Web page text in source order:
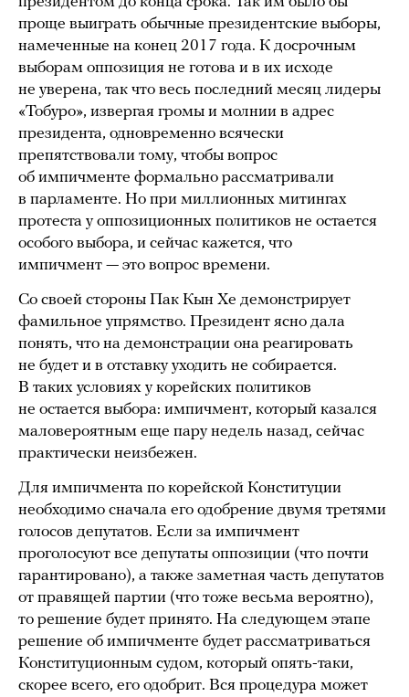
проще выиграть обычные президентские выборы,
намеченные на конец 2017 года. К досрочным
выборам оппозиция не готова и в их исходе
не уверена, так что весь последний месяц лидеры
«Тобуро», извергая громы и молнии в адрес
президента, одновременно всячески
препятствовали тому, чтобы вопрос
об импичменте формально рассматривали
в парламенте. Но при миллионных митингах
протеста у оппозиционных политиков не остается
особого выбора, и сейчас кажется, что
импичмент — это вопрос времени.
Со своей стороны Пак Кын Хе демонстрирует
фамильное упрямство. Президент ясно дала
понять, что на демонстрации она реагировать
не будет и в отставку уходить не собирается.
В таких условиях у корейских политиков
не остается выбора: импичмент, который казался
маловероятным еще пару недель назад, сейчас
практически неизбежен.
Для импичмента по корейской Конституции
необходимо сначала его одобрение двумя третями
голосов депутатов. Если за импичмент
проголосуют все депутаты оппозиции (что почти
гарантировано), а также заметная часть депутатов
от правящей партии (что тоже весьма вероятно),
то решение будет принято. На следующем этапе
решение об импичменте будет рассматриваться
Конституционным судом, который опять-таки,
скорее всего, его одобрит. Вся процедура может